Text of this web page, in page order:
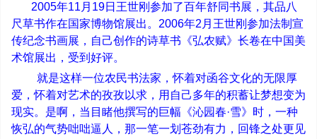
2005年11 月 19日王世刚参加了百年舒同书展，其品八
尺草书作在国家博物馆展出。 2006年2 月王世刚参加法制宣
传纪念书画展，自己创作的诗草书《弘农赋》长卷在中国美
术馆展出，受到好评。
就是这样一位农民书法家，怀着对函谷文化的无限厚
爱，怀着对艺术的孜孜以求，用自己多年的积蓄让梦想变为
现实。是啊，当目睹他撰写的巨幅《沁园春·雪》时，一种
恢弘的气势咄咄逼人，那一笔一划苍劲有力，回锋之处更见